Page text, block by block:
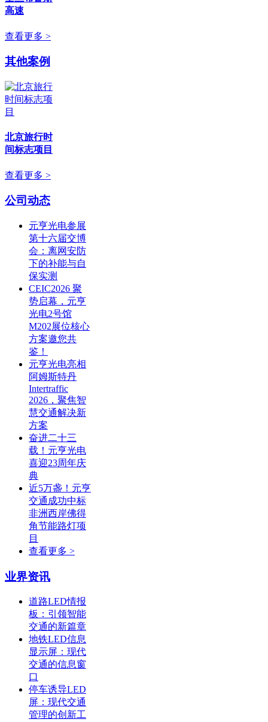
高速
查看更多 >
其他案例
北京旅行时
间标志项目
查看更多 >
公司动态
元亨光电参展
第十六届交博
会：离网安防
下的补能与自
保实测
CEIC2026 聚
势启幕，元亨
光电2号馆
M202展位核心
方案邀您共
鉴！
元亨光电亮相
阿姆斯特丹
Intertraffic
2026，聚焦智
慧交通解决新
方案
奋进二十三
载！元亨光电
喜迎23周年庆
典
近5万盏！元亨
交通成功中标
非洲西岸佛得
角节能路灯项
目
查看更多 >
业界资讯
道路LED情报
板：引领智能
交通的新篇章
地铁LED信息
显示屏：现代
交通的信息窗
口
停车诱导LED
屏：现代交通
管理的创新工